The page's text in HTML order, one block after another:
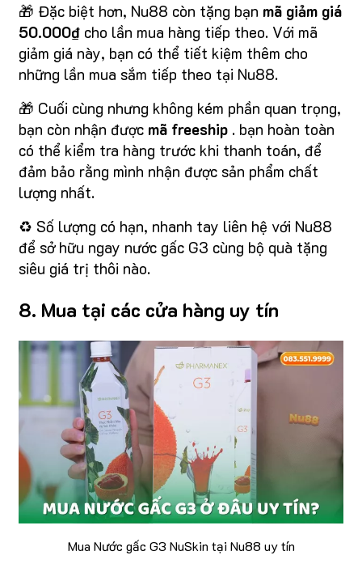
🎁 Đặc biệt hơn, Nu88 còn tặng bạn mã giảm giá
50.000₫ cho lần mua hàng tiếp theo. Với mã
giảm giá này, bạn có thể tiết kiệm thêm cho
những lần mua sắm tiếp theo tại Nu88.
🎁 Cuối cùng nhưng không kém phần quan trọng,
bạn còn nhận được mã freeship . bạn hoàn toàn
có thể kiểm tra hàng trước khi thanh toán, để
đảm bảo rằng mình nhận được sản phẩm chất
lượng nhất.
♻️ Số lượng có hạn, nhanh tay liên hệ với Nu88
để sở hữu ngay nước gấc G3 cùng bộ quà tặng
siêu giá trị thôi nào.
8. Mua tại các cửa hàng uy tín
Mua Nước gấc G3 NuSkin tại Nu88 uy tín